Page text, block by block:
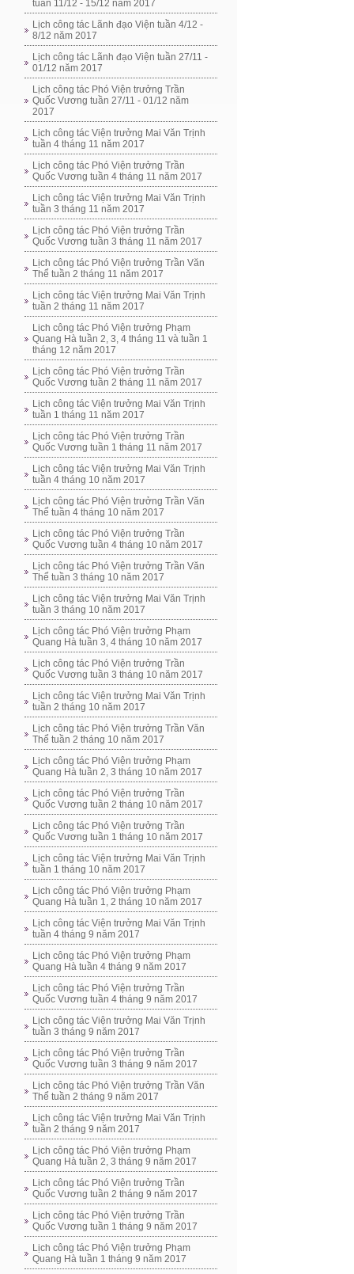
tuần 11/12 - 15/12 năm 2017
Lịch công tác Lãnh đạo Viện tuần 4/12 -
8/12 năm 2017
Lịch công tác Lãnh đạo Viện tuần 27/11 -
01/12 năm 2017
Lịch công tác Phó Viện trưởng Trần
Quốc Vương tuần 27/11 - 01/12 năm
2017
Lịch công tác Viện trưởng Mai Văn Trịnh
tuần 4 tháng 11 năm 2017
Lịch công tác Phó Viện trưởng Trần
Quốc Vương tuần 4 tháng 11 năm 2017
Lịch công tác Viện trưởng Mai Văn Trịnh
tuần 3 tháng 11 năm 2017
Lịch công tác Phó Viện trưởng Trần
Quốc Vương tuần 3 tháng 11 năm 2017
Lịch công tác Phó Viện trưởng Trần Văn
Thể tuần 2 tháng 11 năm 2017
Lịch công tác Viện trưởng Mai Văn Trịnh
tuần 2 tháng 11 năm 2017
Lịch công tác Phó Viện trưởng Phạm
Quang Hà tuần 2, 3, 4 tháng 11 và tuần 1
tháng 12 năm 2017
Lịch công tác Phó Viện trưởng Trần
Quốc Vương tuần 2 tháng 11 năm 2017
Lịch công tác Viện trưởng Mai Văn Trịnh
tuần 1 tháng 11 năm 2017
Lịch công tác Phó Viện trưởng Trần
Quốc Vương tuần 1 tháng 11 năm 2017
Lịch công tác Viện trưởng Mai Văn Trịnh
tuần 4 tháng 10 năm 2017
Lịch công tác Phó Viện trưởng Trần Văn
Thể tuần 4 tháng 10 năm 2017
Lịch công tác Phó Viện trưởng Trần
Quốc Vương tuần 4 tháng 10 năm 2017
Lịch công tác Phó Viện trưởng Trần Văn
Thể tuần 3 tháng 10 năm 2017
Lịch công tác Viện trưởng Mai Văn Trịnh
tuần 3 tháng 10 năm 2017
Lịch công tác Phó Viện trưởng Phạm
Quang Hà tuần 3, 4 tháng 10 năm 2017
Lịch công tác Phó Viện trưởng Trần
Quốc Vương tuần 3 tháng 10 năm 2017
Lịch công tác Viện trưởng Mai Văn Trịnh
tuần 2 tháng 10 năm 2017
Lịch công tác Phó Viện trưởng Trần Văn
Thể tuần 2 tháng 10 năm 2017
Lịch công tác Phó Viện trưởng Phạm
Quang Hà tuần 2, 3 tháng 10 năm 2017
Lịch công tác Phó Viện trưởng Trần
Quốc Vương tuần 2 tháng 10 năm 2017
Lịch công tác Phó Viện trưởng Trần
Quốc Vương tuần 1 tháng 10 năm 2017
Lịch công tác Viện trưởng Mai Văn Trịnh
tuần 1 tháng 10 năm 2017
Lịch công tác Phó Viện trưởng Phạm
Quang Hà tuần 1, 2 tháng 10 năm 2017
Lịch công tác Viện trưởng Mai Văn Trịnh
tuần 4 tháng 9 năm 2017
Lịch công tác Phó Viện trưởng Phạm
Quang Hà tuần 4 tháng 9 năm 2017
Lịch công tác Phó Viện trưởng Trần
Quốc Vương tuần 4 tháng 9 năm 2017
Lịch công tác Viện trưởng Mai Văn Trịnh
tuần 3 tháng 9 năm 2017
Lịch công tác Phó Viện trưởng Trần
Quốc Vương tuần 3 tháng 9 năm 2017
Lịch công tác Phó Viện trưởng Trần Văn
Thể tuần 2 tháng 9 năm 2017
Lịch công tác Viện trưởng Mai Văn Trịnh
tuần 2 tháng 9 năm 2017
Lịch công tác Phó Viện trưởng Phạm
Quang Hà tuần 2, 3 tháng 9 năm 2017
Lịch công tác Phó Viện trưởng Trần
Quốc Vương tuần 2 tháng 9 năm 2017
Lịch công tác Phó Viện trưởng Trần
Quốc Vương tuần 1 tháng 9 năm 2017
Lịch công tác Phó Viện trưởng Phạm
Quang Hà tuần 1 tháng 9 năm 2017